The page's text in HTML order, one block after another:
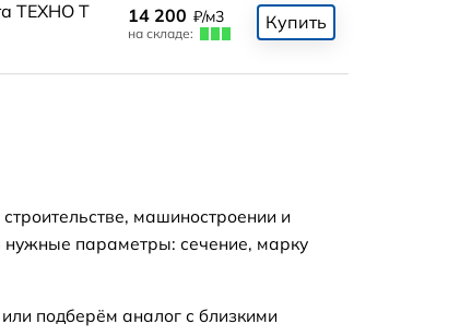
ТЕХНО Т
14 200 ₽/м3
на складе:
Купить
машиностроении и
нужные параметры: сечение, марку
подберём аналог с близкими